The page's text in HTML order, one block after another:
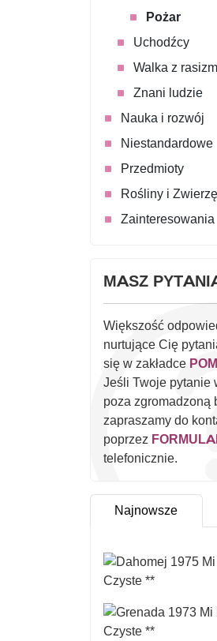
Pożar
Uchodźcy
Walka z
Znani ludzie
Nauka i rozwój
Niestandardowe
Przedmioty
Rośliny i
Zainteresowania
MASZ
Większość
nurtujące Cię
się w zakładce
Jeśli Twoje pytanie
poza zgromadzoną
zapraszamy do
poprzez
telefonicznie.
Najnowsze